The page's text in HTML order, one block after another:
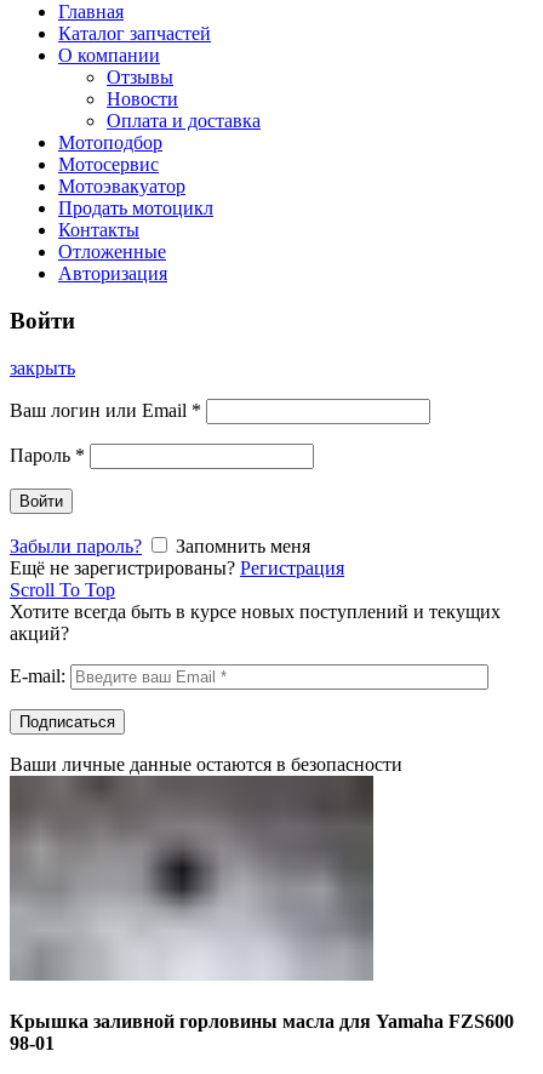
Главная
Каталог запчастей
О компании
Отзывы
Новости
Оплата и доставка
Мотоподбор
Мотосервис
Мотоэвакуатор
Продать мотоцикл
Контакты
Отложенные
Авторизация
Войти
закрыть
Ваш логин или Email *
Пароль *
Войти
Забыли пароль?
Запомнить меня
Ещё не зарегистрированы? Регистрация
Scroll To Top
Хотите всегда быть в курсе новых поступлений и текущих
акций?
E-mail:
Ваши личные данные остаются в безопасности
Крышка заливной горловины масла для Yamaha FZS600
98-01